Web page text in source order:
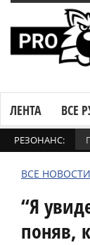
ЛЕНТА ВСЕ
РЕЗОНАНС:
ВСЕ НОВОСТИ
“Я
поняв,